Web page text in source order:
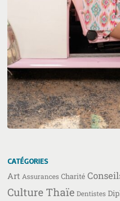
CATÉGORIES
Art Assurances Charité
Culture Thaïe Dentistes